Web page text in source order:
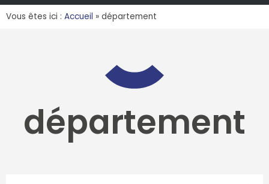
Vous êtes ici : Accueil » département
département